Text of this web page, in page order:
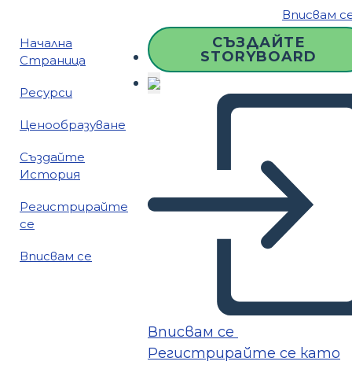
Вписвам
Начална
Страница
Ресурси
Ценообразуване
Създайте
История
Регистрирайте
се
Вписвам се
СЪЗДАЙТЕ
STORYBOARD
Вписвам се
Регистрирайте се като